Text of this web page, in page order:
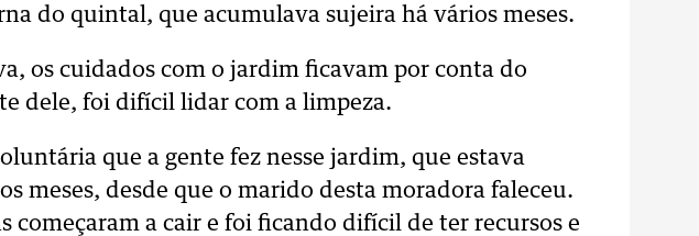
do quintal, que acumulava sujeira há vários meses.
os cuidados com o jardim ficavam por conta do
dele, foi difícil lidar com a limpeza.
que a gente fez nesse jardim, que estava
meses, desde que o marido desta moradora faleceu.
começaram a cair e foi ficando difícil de ter recursos e